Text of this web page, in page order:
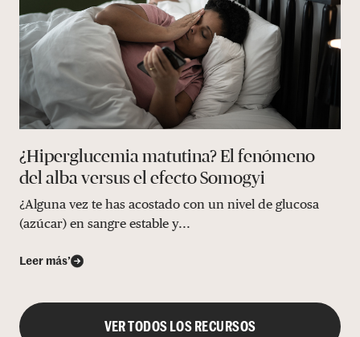
¿Hiperglucemia matutina? El fenómeno
del alba versus el efecto Somogyi
¿Alguna vez te has acostado con un nivel de glucosa
(azúcar) en sangre estable y...
Leer más’
VER TODOS LOS RECURSOS